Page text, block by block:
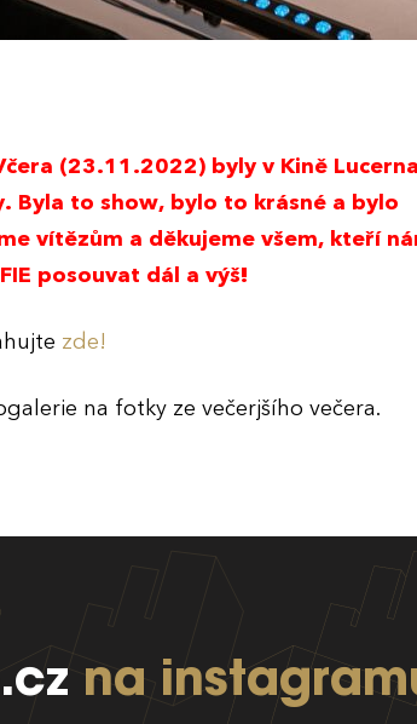
(23.11.2022) byly v Kině
Byla to show, bylo to krásné a bylo
vítězům a děkujeme všem, kteří
posouvat dál a výš!
zde!
na fotky ze večerjšího večera.
na